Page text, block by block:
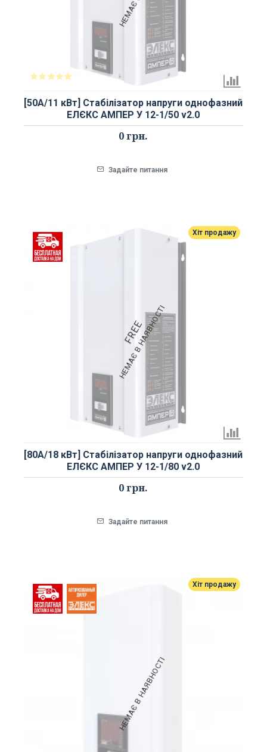
[50А/11 кВт] Стабілізатор напруги однофазний
ЕЛЄКС АМПЕР У 12-1/50 v2.0
0 грн.
Задайте питання
Хіт продажу
FREE
НЕМАЄ В НАЯВНОСТІ
[80А/18 кВт] Стабілізатор напруги однофазний
ЕЛЄКС АМПЕР У 12-1/80 v2.0
0 грн.
Задайте питання
Хіт продажу
НЕМАЄ В НАЯВНОСТІ